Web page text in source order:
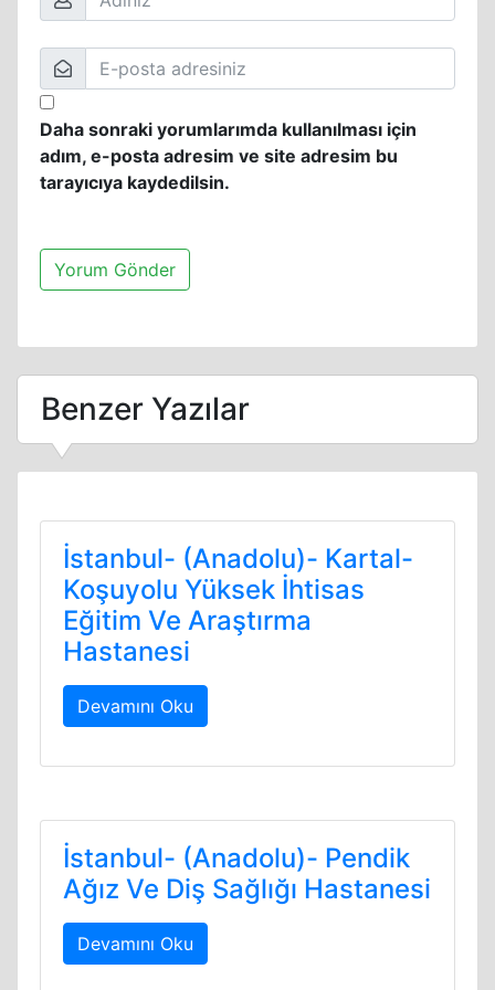
Daha sonraki yorumlarımda kullanılması için
adım, e-posta adresim ve site adresim bu
tarayıcıya kaydedilsin.
Benzer Yazılar
İstanbul- (Anadolu)- Kartal-
Koşuyolu Yüksek İhtisas
Eğitim Ve Araştırma
Hastanesi
Devamını Oku
İstanbul- (Anadolu)- Pendik
Ağız Ve Diş Sağlığı Hastanesi
Devamını Oku